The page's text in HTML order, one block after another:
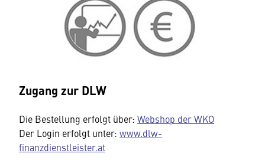
Zugang zur DLW
Die Bestellung erfolgt über: Webshop der WKO
Der Login erfolgt unter: www.dlw-
finanzdienstleister.at